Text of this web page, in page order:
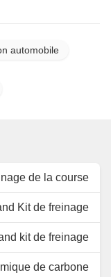
automobile
de la course
Kit de freinage
kit de freinage
de carbone